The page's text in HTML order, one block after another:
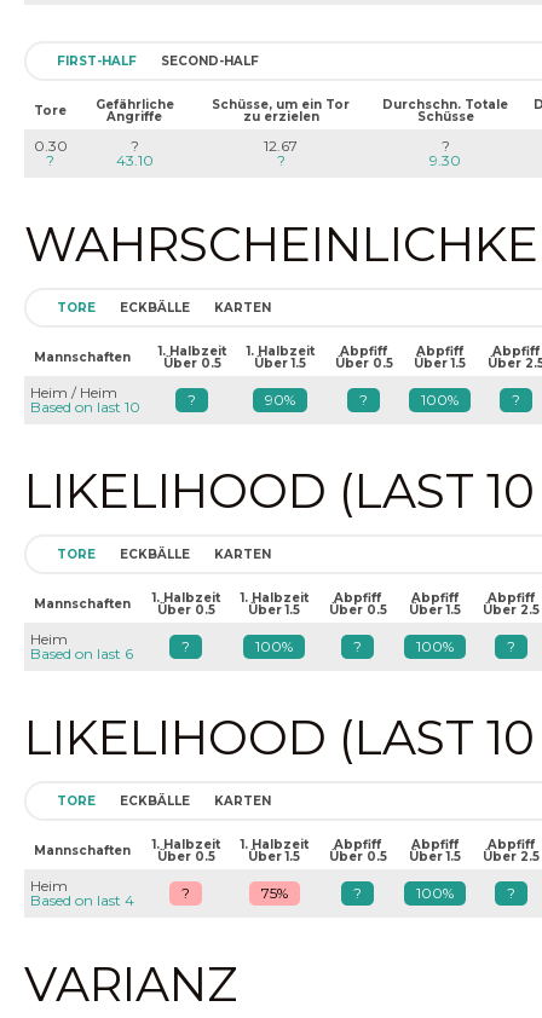
FIRST-HALF SECOND-HALF
Tore Gefährliche
Angriffe
Schüsse, um ein Tor
zu erzielen
Durchschn. Totale
Schüsse
0.30
?
?
43.10
12.67
?
?
9.30
TORE ECKBÄLLE KARTEN
Mannschaften 1. Halbzeit
Über 0.5
1. Halbzeit
Über 1.5
Abpfiff
Über 0.5
Abpfiff
Über 1.5
Abpfiff
Über
Heim / Heim
Based on last 10
? 90% ? 100% ?
LIKELIHOOD (LAST
TORE ECKBÄLLE KARTEN
Mannschaften 1. Halbzeit
Über 0.5
1. Halbzeit
Über 1.5
Abpfiff
Über 0.5
Abpfiff
Über 1.5
Abpfiff
Über 2.5
Heim
Based on last 6
? 100% ? 100% ?
LIKELIHOOD (LAST
TORE ECKBÄLLE KARTEN
Mannschaften 1. Halbzeit
Über 0.5
1. Halbzeit
Über 1.5
Abpfiff
Über 0.5
Abpfiff
Über 1.5
Abpfiff
Über 2.5
Heim
Based on last 4
? 75% ? 100% ?
VARIANZ